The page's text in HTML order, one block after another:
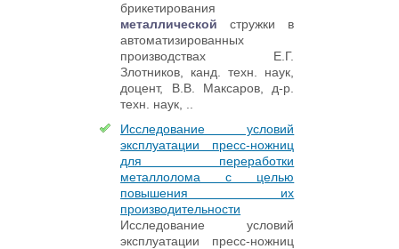
брикетирования
металлическойстружки в
автоматизированных
производствах Е.Г.
Злотников, канд. техн. наук,
доцент, В.В. Максаров, д-р.
техн. наук, ..
Исследование условий
эксплуатации пресс-ножниц
для переработки
металлолома с целью
повышения их
производительности
Исследование условий
эксплуатации пресс-ножниц